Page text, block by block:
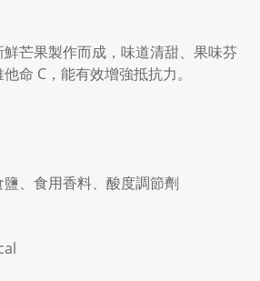
鮮芒果製作而成，味道清甜、果味芬
命 C，能有效增強抵抗力。
、食用香料、酸度調節劑